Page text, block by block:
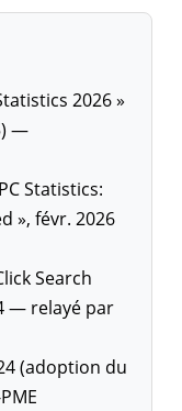
2026 »
—
Statistics:
», févr. 2026
Search
— relayé par
(adoption du